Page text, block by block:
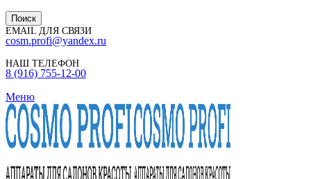
Поиск
EMAIL ДЛЯ СВЯЗИ
cosm.profi@yandex.ru
НАШ ТЕЛЕФОН
8 (916) 755-12-00
Меню